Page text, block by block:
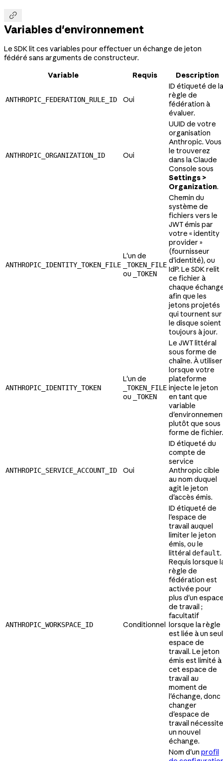

Variables d'environnement
Le SDK lit ces variables pour effectuer un échange de jeton
fédéré sans arguments de constructeur.
Variable
Requis Description
ANTHROPIC_FEDERATION_RULE_ID Oui
ID étiqueté de la
règle de
fédération à
évaluer.
ANTHROPIC_ORGANIZATION_ID Oui
UUID de votre
organisation
Anthropic. Vous
le trouverez
dans la Claude
Console sous
Settings >
Organization.
ANTHROPIC_IDENTITY_TOKEN_FILE
L'un de
_TOKEN_FILE
ou _TOKEN
Chemin du
système de
fichiers vers le
JWT émis par
votre « identity
provider »
(fournisseur
d'identité), ou
IdP. Le SDK relit
ce fichier à
chaque
afin que les
jetons projetés
qui tournent sur
le disque soient
toujours à jour.
ANTHROPIC_IDENTITY_TOKEN
L'un de
_TOKEN_FILE
ou _TOKEN
Le JWT littéral
sous forme de
chaîne. À utiliser
lorsque votre
plateforme
injecte le jeton
en tant que
variable
plutôt que sous
forme de fichier.
ANTHROPIC_SERVICE_ACCOUNT_ID Oui
ID étiqueté du
compte de
service
Anthropic cible
au nom duquel
agit le jeton
d'accès émis.
ANTHROPIC_WORKSPACE_ID Conditionnel
ID étiqueté de
l'espace de
travail auquel
limiter le jeton
émis, ou le
littéral default.
Requis lorsque
règle de
fédération est
activée pour
plus d'un
de travail ;
facultatif
lorsque la règle
est liée à un seul
espace de
travail. Le jeton
émis est limité à
cet espace de
travail au
moment de
l'échange, donc
changer
d'espace de
travail nécessite
un nouvel
échange.
Nom d'un profil